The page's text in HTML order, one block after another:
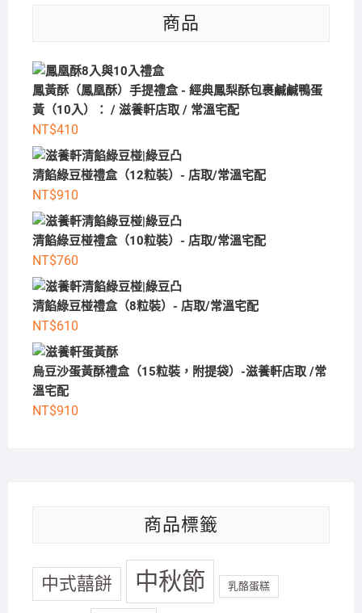
（到
滋
養
軒
自
取/
低
溫
配）
數
量
商品
鳳黃酥（鳳凰酥）手提禮盒 - 經典鳳梨酥包裹鹹鹹鴨蛋
黃（10入）： / 滋養軒店取 / 常溫宅配
NT$410
清餡綠豆椪禮盒（12粒裝）- 店取/常溫宅配
NT$910
清餡綠豆椪禮盒（10粒裝）- 店取/常溫宅配
NT$760
清餡綠豆椪禮盒（8粒裝）- 店取/常溫宅配
NT$610
烏豆沙蛋黃酥禮盒（15粒裝，附提袋）-滋養軒店取 /常
溫宅配
NT$910
商品標籤
中式囍餅 中秋節 乳酪蛋糕